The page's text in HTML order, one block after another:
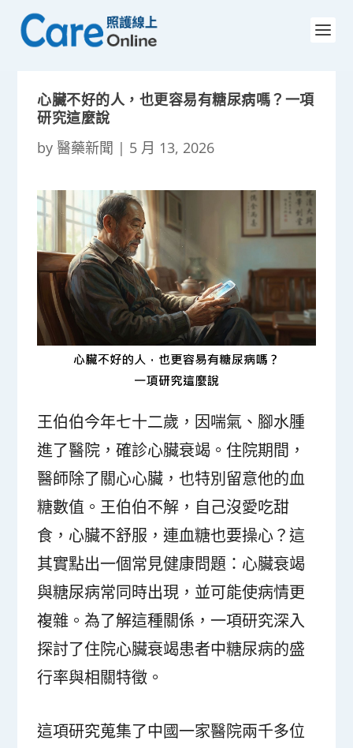
心臟不好的人，也更容易有糖尿病嗎？一項
研究這麼說
by 醫藥新聞 | 5 月 13, 2026
王伯伯今年七十二歲，因喘氣、腳水腫
進了醫院，確診心臟衰竭。住院期間，
醫師除了關心心臟，也特別留意他的血
糖數值。王伯伯不解，自己沒愛吃甜
食，心臟不舒服，連血糖也要操心？這
其實點出一個常見健康問題：心臟衰竭
與糖尿病常同時出現，並可能使病情更
複雜。為了解這種關係，一項研究深入
探討了住院心臟衰竭患者中糖尿病的盛
行率與相關特徵。
這項研究蒐集了中國一家醫院兩千多位